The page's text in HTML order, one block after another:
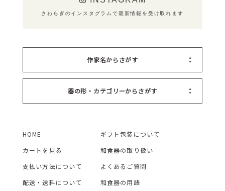
さわらぎのインスタグラムで最新情報を受け取れます
作家名からさがす
器の形・カテゴリーからさがす
HOME
カートを見る
支払い方法について
配送・送料について
ギフト包装について
和食器の取り扱い
よくあるご質問
和食器の用語